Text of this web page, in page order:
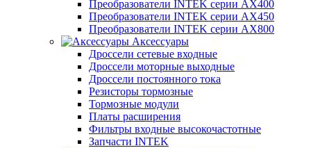
Преобразователи INTEK серии AX400
Преобразователи INTEK серии AX450
Преобразователи INTEK серии AX800
Аксессуары
Дроссели сетевые входные
Дроссели моторные выходные
Дроссели постоянного тока
Резисторы тормозные
Тормозные модули
Платы расширения
Фильтры входные высокочастотные
Запчасти INTEK